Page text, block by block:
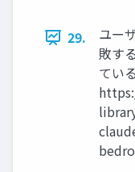
29.
ユー
敗す
てい